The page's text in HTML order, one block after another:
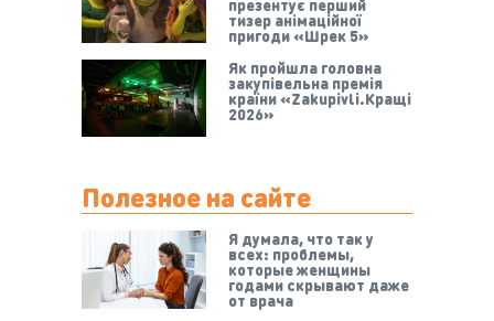
презентує перший
тизер анімаційної
пригоди «Шрек 5»
Як пройшла головна
закупівельна премія
країни «Zakupivli.Кращі
2026»
Полезное на сайте
Я думала, что так у
всех: проблемы,
которые женщины
годами скрывают даже
от врача